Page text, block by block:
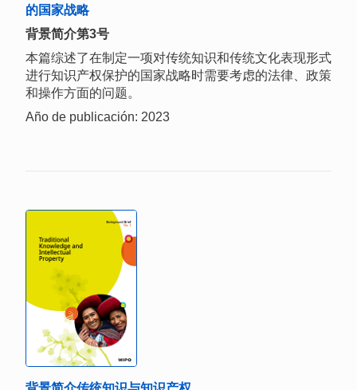
的国家战略
背景简介第3号
本篇综述了在制定一项对传统知识和传统文化表现形式
进行知识产权保护的国家战略时需要考虑的法律、政策
和操作方面的问题。
Año de publicación: 2023